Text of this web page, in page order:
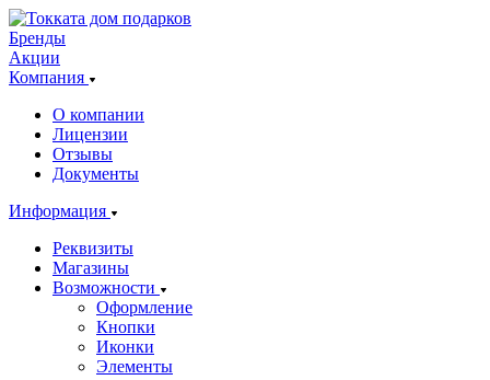
Бренды
Акции
Компания
О компании
Лицензии
Отзывы
Документы
Информация
Реквизиты
Магазины
Возможности
Оформление
Кнопки
Иконки
Элементы